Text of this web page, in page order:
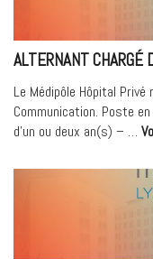
–
ALTERNANT CHARGÉ
Le Médipôle Hôpital
Communication. Poste
d’un ou deux an(s) – …